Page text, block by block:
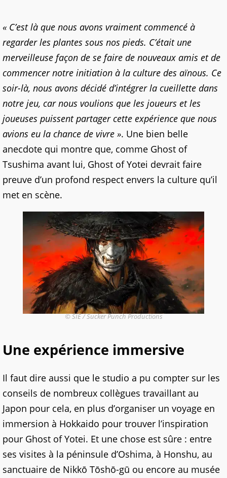
« C’est là que nous avons vraiment commencé à
regarder les plantes sous nos pieds. C’était une
merveilleuse façon de se faire de nouveaux amis et de
commencer notre initiation à la culture des aïnous. Ce
soir-là, nous avons décidé d’intégrer la cueillette dans
notre jeu, car nous voulions que les joueurs et les
joueuses puissent partager cette expérience que nous
avions eu la chance de vivre ». Une bien belle
anecdote qui montre que, comme Ghost of
Tsushima avant lui, Ghost of Yotei devrait faire
preuve d’un profond respect envers la culture qu’il
met en scène.
© SIE / Sucker Punch Productions
Une expérience immersive
Il faut dire aussi que le studio a pu compter sur les
conseils de nombreux collègues travaillant au
Japon pour cela, en plus d’organiser un voyage en
immersion à Hokkaido pour trouver l’inspiration
pour Ghost of Yotei. Et une chose est sûre : entre
ses visites à la péninsule d’Oshima, à Honshu, au
sanctuaire de Nikkō Tōshō-gū ou encore au musée